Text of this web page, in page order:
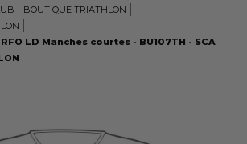
BOUTIQUE TRIATHLON
LD Manches courtes - BU107TH - SCA